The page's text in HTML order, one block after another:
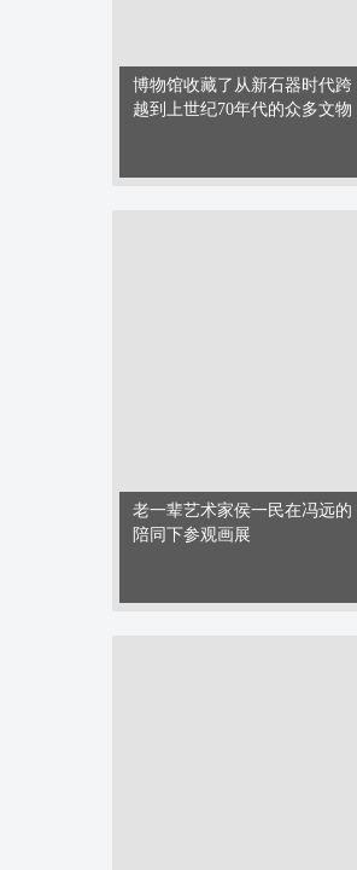
博物馆收藏了从新石器时代跨
越到上世纪70年代的众多文物
老一辈艺术家侯一民在冯远的
陪同下参观画展